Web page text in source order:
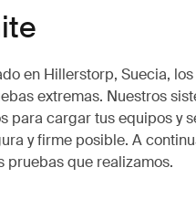
en Hillerstorp, Suecia, los
extremas. Nuestros
para cargar tus equipos y
y firme posible. A
pruebas que realizamos.